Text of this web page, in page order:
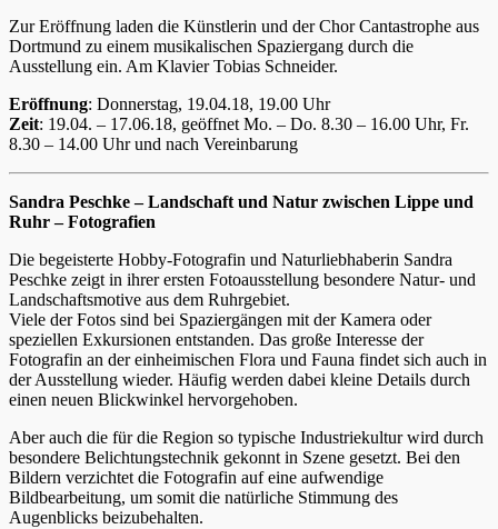
Zur Eröffnung laden die Künstlerin und der Chor Cantastrophe aus
Dortmund zu einem musikalischen Spaziergang durch die
Ausstellung ein. Am Klavier Tobias Schneider.
Eröffnung: Donnerstag, 19.04.18, 19.00 Uhr
Zeit: 19.04. – 17.06.18, geöffnet Mo. – Do. 8.30 – 16.00 Uhr, Fr.
8.30 – 14.00 Uhr und nach Vereinbarung
Sandra Peschke – Landschaft und Natur zwischen Lippe und
Ruhr – Fotografien
Die begeisterte Hobby-Fotografin und Naturliebhaberin Sandra
Peschke zeigt in ihrer ersten Fotoausstellung besondere Natur- und
Landschaftsmotive aus dem Ruhrgebiet.
Viele der Fotos sind bei Spaziergängen mit der Kamera oder
speziellen Exkursionen entstanden. Das große Interesse der
Fotografin an der einheimischen Flora und Fauna findet sich auch in
der Ausstellung wieder. Häufig werden dabei kleine Details durch
einen neuen Blickwinkel hervorgehoben.
Aber auch die für die Region so typische Industriekultur wird durch
besondere Belichtungstechnik gekonnt in Szene gesetzt. Bei den
Bildern verzichtet die Fotografin auf eine aufwendige
Bildbearbeitung, um somit die natürliche Stimmung des
Augenblicks beizubehalten.